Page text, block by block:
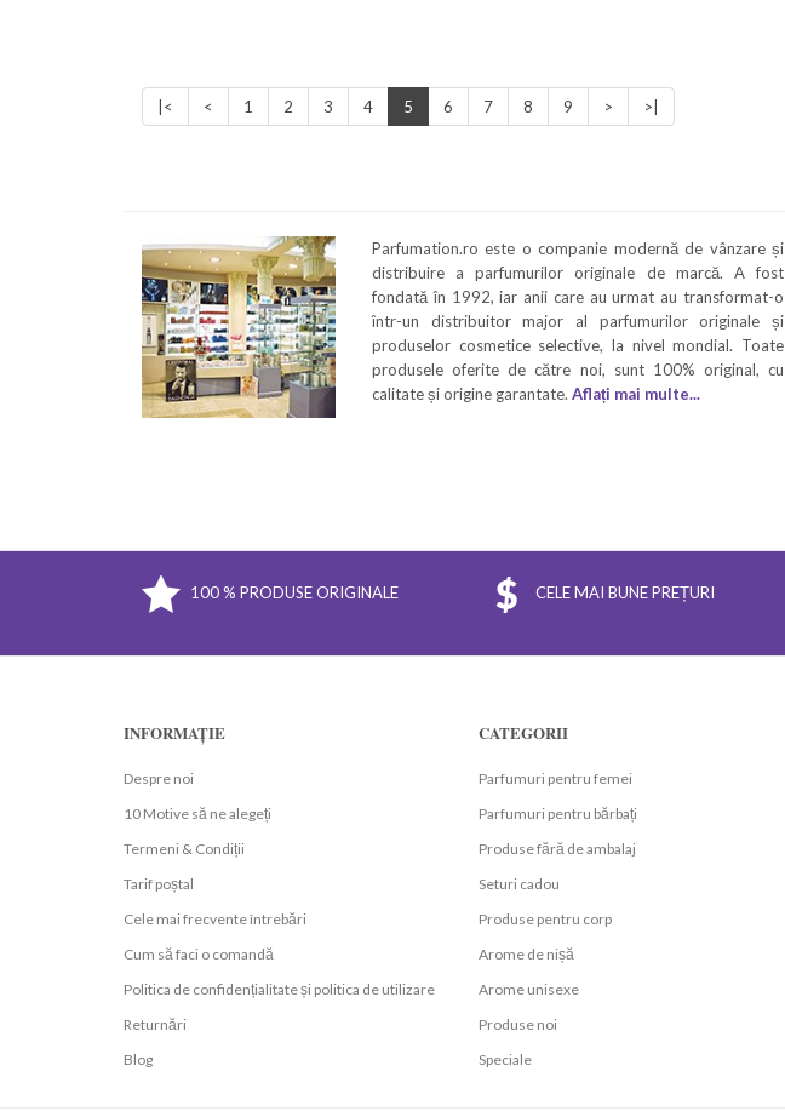
|< < 1 2 3 4 5 6 7 8 9 > >|
Parfumation.ro este o companie modernă de vânzare și
distribuire a parfumurilor originale de marcă. A fost
fondată în 1992, iar anii care au urmat au transformat-o
într-un distribuitor major al parfumurilor originale și
produselor cosmetice selective, la nivel mondial. Toate
produsele oferite de către noi, sunt 100% original, cu
calitate și origine garantate. Aflați mai multe...
100 % PRODUSE ORIGINALE CELE MAI BUNE PREȚURI
INFORMAȚIE
Despre noi
10 Motive să ne alegeți
Termeni & Condiții
Tarif poștal
Cele mai frecvente întrebări
Cum să faci o comandă
Politica de confidențialitate și politica de utilizare
Returnări
Blog
CATEGORII
Parfumuri pentru femei
Parfumuri pentru bărbați
Produse fără de ambalaj
Seturi cadou
Produse pentru corp
Arome de nișă
Arome unisexe
Produse noi
Speciale